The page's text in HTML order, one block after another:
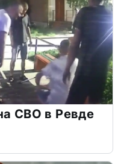
СВО в Ревде